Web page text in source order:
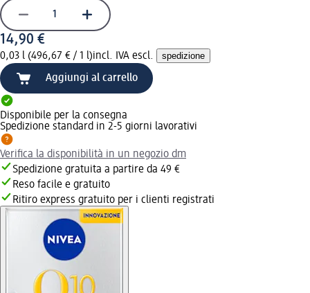
14,90 €
0,03 l (496,67 € / 1 l)incl. IVA escl. spedizione
Aggiungi al carrello
Disponibile per la consegna
Spedizione standard in 2-5 giorni lavorativi
Verifica la disponibilità in un negozio dm
Spedizione gratuita a partire da 49 €
Reso facile e gratuito
Ritiro express gratuito per i clienti registrati